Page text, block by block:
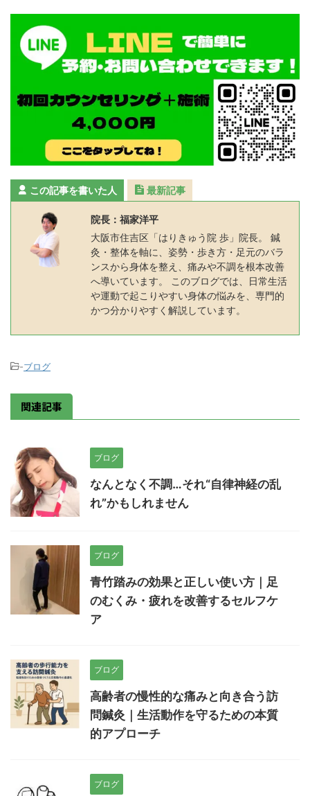
この記事を書いた人 最新記事
院長：福家洋平
大阪市住吉区「はりきゅう院 歩」院長。 鍼
灸・整体を軸に、姿勢・歩き方・足元のバラ
ンスから身体を整え、痛みや不調を根本改善
へ導いています。 このブログでは、日常生活
や運動で起こりやすい身体の悩みを、専門的
かつ分かりやすく解説しています。
-ブログ
関連記事
ブログ
なんとなく不調…それ“自律神経の乱
れ”かもしれません
ブログ
青竹踏みの効果と正しい使い方｜足
のむくみ・疲れを改善するセルフケ
ア
ブログ
高齢者の慢性的な痛みと向き合う訪
問鍼灸｜生活動作を守るための本質
的アプローチ
ブログ